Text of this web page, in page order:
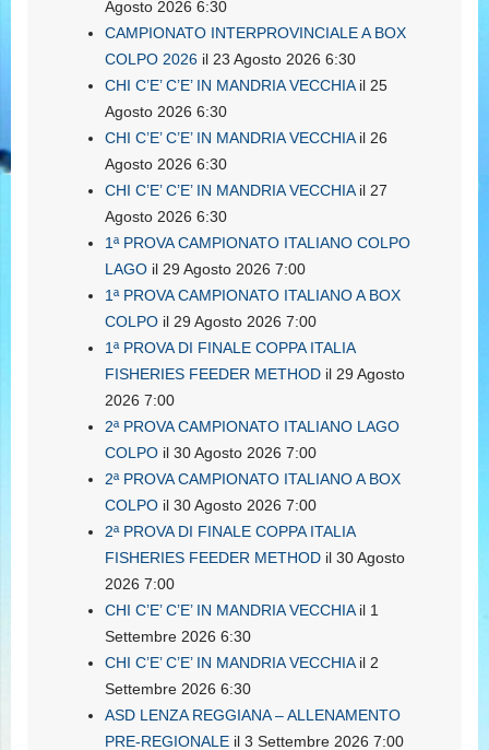
Agosto 2026 6:30
CAMPIONATO INTERPROVINCIALE A BOX
COLPO 2026 il 23 Agosto 2026 6:30
CHI C’E’ C’E’ IN MANDRIA VECCHIAil 25
Agosto 2026 6:30
CHI C’E’ C’E’ IN MANDRIA VECCHIAil 26
Agosto 2026 6:30
CHI C’E’ C’E’ IN MANDRIA VECCHIAil 27
Agosto 2026 6:30
1ª PROVA CAMPIONATO ITALIANO COLPO
LAGO il 29 Agosto 2026 7:00
1ª PROVA CAMPIONATO ITALIANO A BOX
COLPO il 29 Agosto 2026 7:00
1ª PROVA DI FINALE COPPA ITALIA
FISHERIES FEEDER METHOD il 29 Agosto
2026 7:00
2ª PROVA CAMPIONATO ITALIANO LAGO
COLPO il 30 Agosto 2026 7:00
2ª PROVA CAMPIONATO ITALIANO A BOX
COLPO il 30 Agosto 2026 7:00
2ª PROVA DI FINALE COPPA ITALIA
FISHERIES FEEDER METHOD il 30 Agosto
2026 7:00
CHI C’E’ C’E’ IN MANDRIA VECCHIAil 1
Settembre 2026 6:30
CHI C’E’ C’E’ IN MANDRIA VECCHIAil 2
Settembre 2026 6:30
ASD LENZA REGGIANA – ALLENAMENTO
PRE-REGIONALE il 3 Settembre 2026 7:00